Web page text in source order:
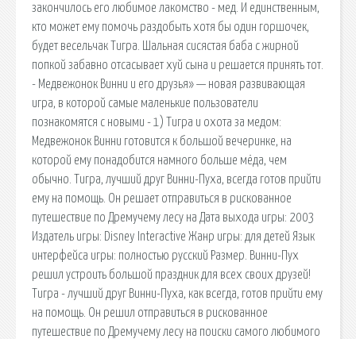
закончилось его любимое лакомство - мед. И единственным,
кто может ему помочь раздобыть хотя бы один горшочек,
будет весельчак Тигра. Шальная сисястая баба с жирной
попкой забавно отсасывает хуй сына и решается принять тот.
- Медвежонок Винни и его друзья» — новая развивающая
игра, в которой самые маленькие пользователи
познакомятся с новыми - 1) Тигра и охота за медом:
Медвежонок Винни готовится к большой вечеринке, на
которой ему понадобится намного больше мёда, чем
обычно. Тигра, лучший друг Винни-Пуха, всегда готов прийти
ему на помощь. Он решает отправиться в рискованное
путешествие по Дремучему лесу на Дата выхода игры: 2003
Издатель игры: Disney Interactive Жанр игры: для детей Язык
интерфейса игры: полностью русский Размер. Винни-Пух
решил устроить большой праздник для всех своих друзей!
Тигра - лучший друг Винни-Пуха, как всегда, готов прийти ему
на помощь. Он решил отправиться в рискованное
путешествие по Дремучему лесу на поиски самого любимого